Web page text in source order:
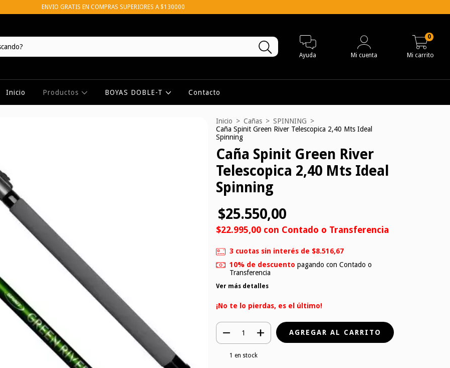
ENVIO GRATIS EN COMPRAS SUPERIORES A $130000
Ayuda Mi cuenta Mi carrito
0
Inicio Productos BOYAS DOBLE-T Contacto
Inicio > Cañas > SPINNING >
Caña Spinit Green River Telescopica 2,40 Mts Ideal
Spinning
Caña Spinit Green River
Telescopica 2,40 Mts Ideal
Spinning
$25.550,00
$22.995,00 con Contado o Transferencia
3 cuotas sin interés de $8.516,67
10% de descuento pagando con Contado o
Transferencia
Ver más detalles
¡No te lo pierdas, es el último!
1 en stock